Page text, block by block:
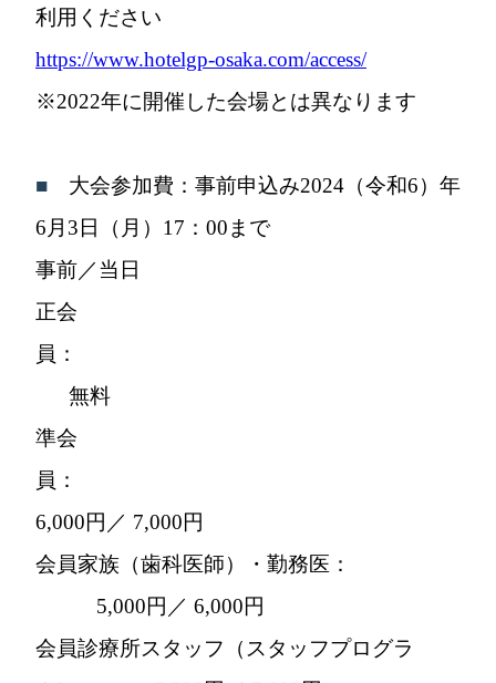
利用ください
https://www.hotelgp-osaka.com/access/
※2022年に開催した会場とは異なります
■
大会参加費：事前申込み2024（令和6）年
6月3日（月）17：00まで
事前／当日
正会
員
無料
準会
員：
6,000円／ 7,000円
会員家族（歯科医師）・勤務医：
5,000円／ 6,000円
会員診療所スタッフ（スタッフプログラ